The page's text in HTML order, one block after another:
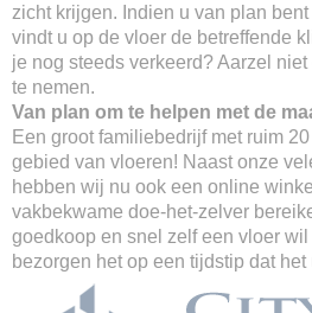
zicht krijgen. Indien u van plan
vindt u op de vloer de betreffende
je nog steeds verkeerd? Aarzel
te nemen.
Van plan om te helpen met de
Een groot familiebedrijf met ruim
gebied van vloeren! Naast onze
hebben wij nu ook een online
vakbekwame doe-het-zelver
goedkoop en snel zelf een vloer
bezorgen het op een tijdstip dat het